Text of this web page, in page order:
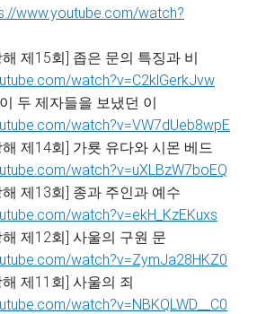
www.youtube.com/watch?
제15회] 좁은 문의 특징과 비
watch?v=C2klGerkJvw
두 제자들을 보냈던 이
watch?v=VW7dUeb8wpE
제14회] 가룟 유다와 시몬 베드
watch?v=uXLBzW7boEQ
제13회] 종과 주인과 예수
watch?v=ekH_KzEKuxs
제12회] 사울의 구원 문
watch?v=ZymJa28HKZ0
제11회] 사울의 죄
watch?v=NBKQLWD__C0